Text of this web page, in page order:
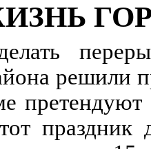
решили
праздник